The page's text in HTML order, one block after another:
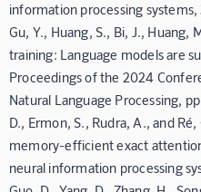
information processing systems,
Gu, Y., Huang, S., Bi, J., Huang,
training: Language models are
Proceedings of the 2024
Natural Language Processing,
D., Ermon, S., Rudra, A., and
memory-efficient exact
neural information processing